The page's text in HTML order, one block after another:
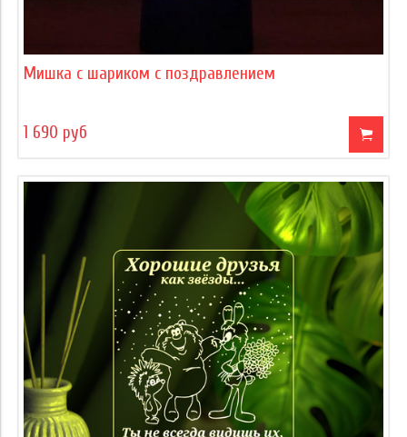
Мишка с шариком с поздравлением
1 690 руб